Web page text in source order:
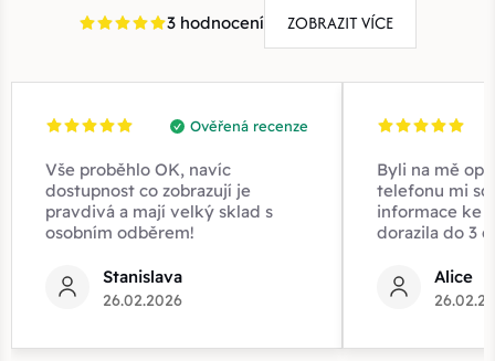
3 hodnocení ZOBRAZIT VÍCE
Ověřená recenze
Vše proběhlo OK, navíc
dostupnost co zobrazují je
pravdivá a mají velký sklad s
osobním odběrem!
Stanislava
26.02.2026
Byli na mě
telefonu mi
informace ke
dorazila do 3
Alice